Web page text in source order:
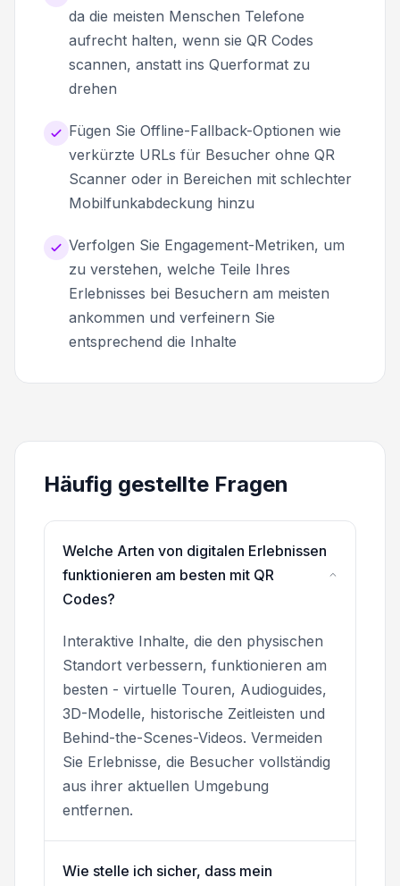
da die meisten Menschen Telefone
aufrecht halten, wenn sie QR Codes
scannen, anstatt ins Querformat zu
drehen
Fügen Sie Offline-Fallback-Optionen wie
verkürzte URLs für Besucher ohne QR
Scanner oder in Bereichen mit schlechter
Mobilfunkabdeckung hinzu
Verfolgen Sie Engagement-Metriken, um
zu verstehen, welche Teile Ihres
Erlebnisses bei Besuchern am meisten
ankommen und verfeinern Sie
entsprechend die Inhalte
Häufig gestellte Fragen
Welche Arten von digitalen Erlebnissen
funktionieren am besten mit QR
Codes?
Interaktive Inhalte, die den physischen
Standort verbessern, funktionieren am
besten - virtuelle Touren, Audioguides,
3D-Modelle, historische Zeitleisten und
Behind-the-Scenes-Videos. Vermeiden
Sie Erlebnisse, die Besucher vollständig
aus ihrer aktuellen Umgebung
entfernen.
Wie stelle ich sicher, dass mein